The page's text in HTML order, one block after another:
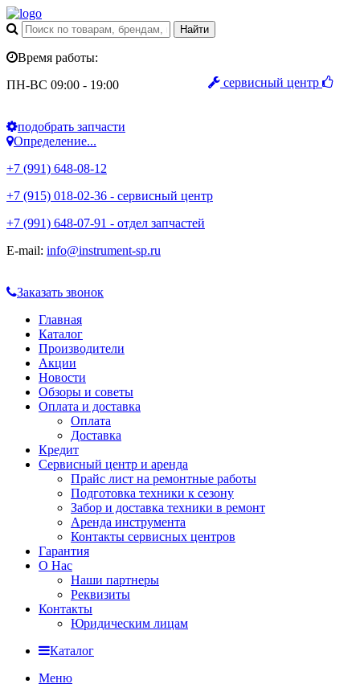
сервисный центр
Время работы:
ПН-ВС 09:00 - 19:00
подобрать запчасти
Определение...
+7 (991) 648-08-12
+7 (915) 018-02-36 - сервисный центр
+7 (991) 648-07-91 - отдел запчастей
E-mail: info@instrument-sp.ru
Заказать звонок
Главная
Каталог
Производители
Акции
Новости
Обзоры и советы
Оплата и доставка
Оплата
Доставка
Кредит
Сервисный центр и аренда
Прайс лист на ремонтные работы
Подготовка техники к сезону
Забор и доставка техники в ремонт
Аренда инструмента
Контакты сервисных центров
Гарантия
О Нас
Наши партнеры
Реквизиты
Контакты
Юридическим лицам
Каталог
Меню